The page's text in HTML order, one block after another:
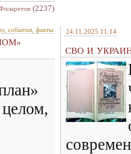
(2237)
события, факты 24.11.2025 11:14
СВО И